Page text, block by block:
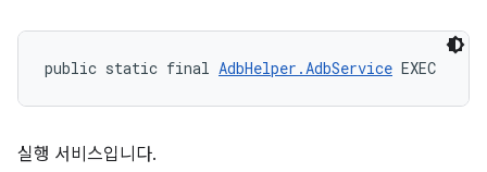
public static final AdbHelper.AdbService EXEC
실행 서비스입니다.